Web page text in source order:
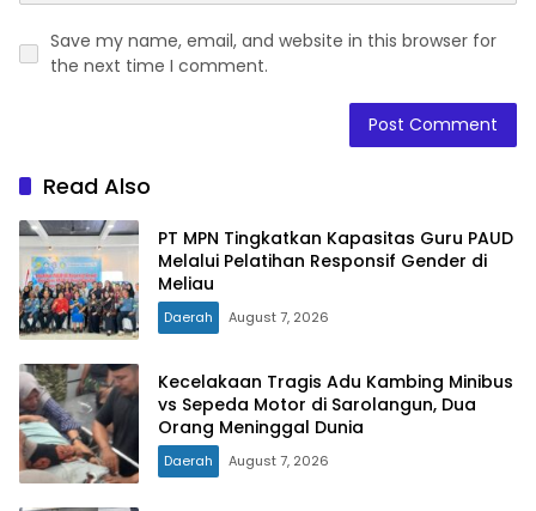
Save my name, email, and website in this browser for
the next time I comment.
Read Also
PT MPN Tingkatkan Kapasitas Guru PAUD
Melalui Pelatihan Responsif Gender di
Meliau
Daerah August 7, 2026
Kecelakaan Tragis Adu Kambing Minibus
vs Sepeda Motor di Sarolangun, Dua
Orang Meninggal Dunia
Daerah August 7, 2026